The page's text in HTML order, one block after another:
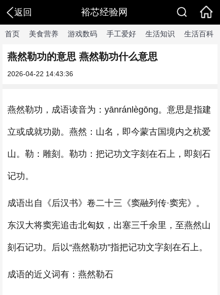
返回 裕芯经验网
首页 美食营养 游戏数码 手工爱好 生活知识 生活百科
燕然勒功的意思 燕然勒功什么意思
2026-04-22 14:43:36
燕然勒功，成语读音为：yānránlègōng。意思是指建
立或成就功勋。燕然：山名，即今蒙古国境内之杭爱
山。勒：雕刻。勒功：把记功文字刻在石上，即刻石
记功。
成语出自《后汉书》卷二十三《窦融列传·窦宪》。
东汉大将窦宪追击北匈奴，出塞三千余里，至燕然山
刻石记功。后以“燕然勒功”指把记功文字刻在石上。
成语的近义词有：燕然勒石